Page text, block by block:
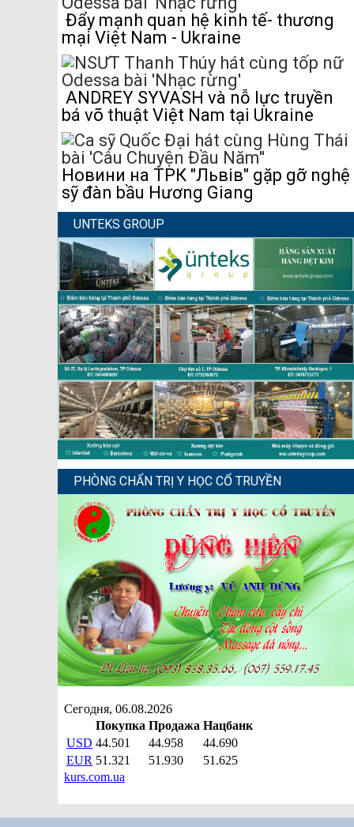
Đẩy mạnh quan hệ kinh tế- thương
mại Việt Nam - Ukraine
ANDREY SYVASH và nỗ lực truyền
bá võ thuật Việt Nam tại Ukraine
Новини на ТРК "Львів" gặp gỡ nghệ
sỹ đàn bầu Hương Giang
UNTEKS GROUP
PHÒNG CHẨN TRỊ Y HỌC CỔ TRUYỀN